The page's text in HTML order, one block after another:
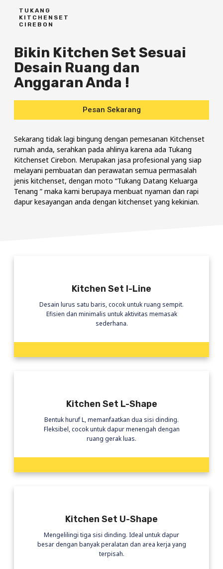
TUKANG
KITCHENSET
CIREBON
Bikin Kitchen Set Sesuai
Desain Ruang dan
Anggaran Anda !
Pesan Sekarang
Sekarang tidak lagi bingung dengan pemesanan Kitchenset
rumah anda, serahkan pada ahlinya karena ada Tukang
Kitchenset Cirebon. Merupakan jasa profesional yang siap
melayani pembuatan dan perawatan semua permasalah
jenis kitchenset, dengan moto “Tukang Datang Keluarga
Tenang ” maka kami berupaya menbuat nyaman dan rapi
dapur kesayangan anda dengan kitchenset yang kekinian.
Kitchen Set I-Line
Desain lurus satu baris, cocok untuk ruang sempit.
Efisien dan minimalis untuk aktivitas memasak
sederhana.
Kitchen Set L-Shape
Bentuk huruf L, memanfaatkan dua sisi dinding.
Fleksibel, cocok untuk dapur menengah dengan
ruang gerak luas.
Kitchen Set U-Shape
Mengelilingi tiga sisi dinding. Ideal untuk dapur
besar dengan banyak peralatan dan area kerja yang
terpisah.